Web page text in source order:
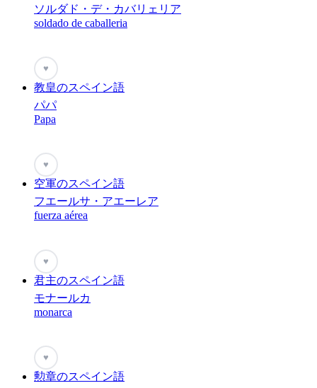
ソルダド・デ・カバリェリア
soldado de caballeria
♥
教皇のスペイン語
パパ
Papa
♥
空軍のスペイン語
フエールサ・アエーレア
fuerza aérea
♥
君主のスペイン語
モナールカ
monarca
♥
勲章のスペイン語